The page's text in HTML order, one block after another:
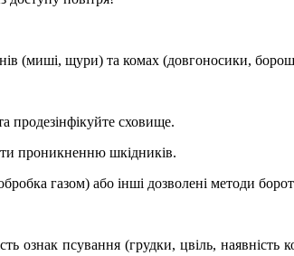
(миші, щури) та комах (довгоносики,
продезінфікуйте сховище.
проникненню шкідників.
газом) або інші дозволені методи
ознак псування (грудки, цвіль,